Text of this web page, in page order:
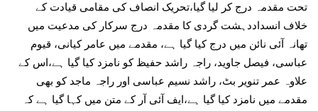
تحت مقدمہ درج کر لیا گیا،تحریک انصاف کی مقامی قیادت کے
خلاف انسداددہشت گردی کا مقدمہ درج سرکار کی مدعیت میں
تھانہ آئی نائن میں درج کیا گیا ہے، مقدمے میں عامر کیانی، قیوم
عباسی، فیصل جاوید، راجہ راشد حفیظ کو نامزد کیا گیا ہے،اس کے
علاوہ عمر تنویر بٹ، راشد نسیم عباسی اور راجہ ماجد کو بھی
مقدمے میں نامزد کیا گیا ہے،ایف آئی آر کے متن میں کہا گیا ہے کہ